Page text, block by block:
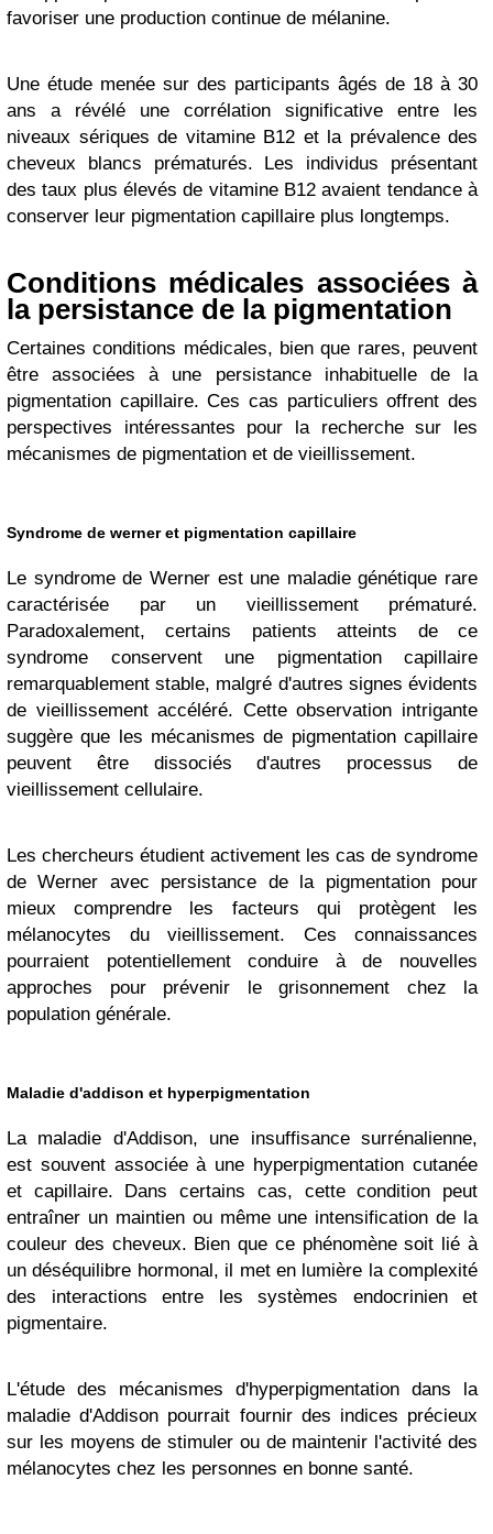
favoriser une production continue de mélanine.
Une étude menée sur des participants âgés de 18 à 30
ans a révélé une corrélation significative entre les
niveaux sériques de vitamine B12 et la prévalence des
cheveux blancs prématurés. Les individus présentant
des taux plus élevés de vitamine B12 avaient tendance à
conserver leur pigmentation capillaire plus longtemps.
Conditions médicales associées à
la persistance de la pigmentation
Certaines conditions médicales, bien que rares, peuvent
être associées à une persistance inhabituelle de la
pigmentation capillaire. Ces cas particuliers offrent des
perspectives intéressantes pour la recherche sur les
mécanismes de pigmentation et de vieillissement.
Syndrome de werner et pigmentation capillaire
Le syndrome de Werner est une maladie génétique rare
caractérisée par un vieillissement prématuré.
Paradoxalement, certains patients atteints de ce
syndrome conservent une pigmentation capillaire
remarquablement stable, malgré d'autres signes évidents
de vieillissement accéléré. Cette observation intrigante
suggère que les mécanismes de pigmentation capillaire
peuvent être dissociés d'autres processus de
vieillissement cellulaire.
Les chercheurs étudient activement les cas de syndrome
de Werner avec persistance de la pigmentation pour
mieux comprendre les facteurs qui protègent les
mélanocytes du vieillissement. Ces connaissances
pourraient potentiellement conduire à de nouvelles
approches pour prévenir le grisonnement chez la
population générale.
Maladie d'addison et hyperpigmentation
La maladie d'Addison, une insuffisance surrénalienne,
est souvent associée à une hyperpigmentation cutanée
et capillaire. Dans certains cas, cette condition peut
entraîner un maintien ou même une intensification de la
couleur des cheveux. Bien que ce phénomène soit lié à
un déséquilibre hormonal, il met en lumière la complexité
des interactions entre les systèmes endocrinien et
pigmentaire.
L'étude des mécanismes d'hyperpigmentation dans la
maladie d'Addison pourrait fournir des indices précieux
sur les moyens de stimuler ou de maintenir l'activité des
mélanocytes chez les personnes en bonne santé.